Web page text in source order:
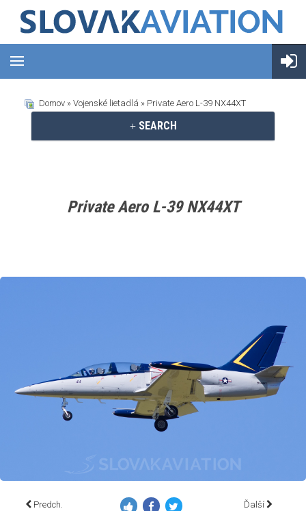
Domov » Vojenské lietadlá » Private Aero L-39 NX44XT
SEARCH
Private Aero L-39 NX44XT
Predch. Ďalší